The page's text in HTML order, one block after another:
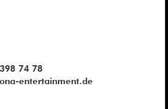
74 78
entertainment.de